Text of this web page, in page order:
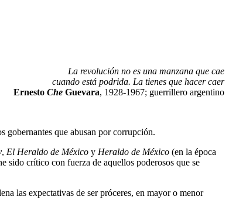
La revolución no es una manzana que cae
cuando está podrida. La tienes que hacer caer
Ernesto Che Guevara, 1928-1967; guerrillero argentino
gobernantes que abusan por corrupción.
, El Heraldo de México y Heraldo de México (en la época
crítico con fuerza de aquellos poderosos que se
las expectativas de ser próceres, en mayor o menor